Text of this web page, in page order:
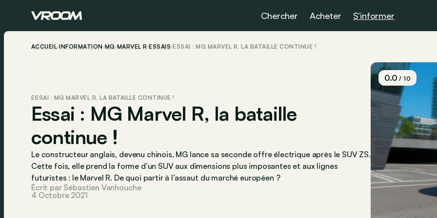
Chercher Acheter S’informer
ACCUEIL INFORMATION MG MARVEL R ESSAIS ESSAI : MG MARVEL R, LA BATAILLE CONTINUE !
ESSAI : MG MARVEL R, LA BATAILLE CONTINUE !
Essai : MG Marvel R, la bataille
continue !
Le constructeur anglais, devenu chinois, MG lance sa seconde offre électrique après le SUV ZS.
Cette fois, elle prend la forme d’un SUV aux dimensions plus imposantes et aux lignes
futuristes : le Marvel R. De quoi partir à l’assaut du marché européen ?
Écrit par Sébastien Vanhouche
4 Octobre 2021
0.0/ 10